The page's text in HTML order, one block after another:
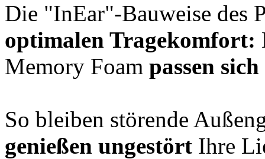
Die "InEar"-Bauweise des
optimalen Tragekomfort:
Memory Foam passen
So bleiben störende
genießen ungestört Ihre